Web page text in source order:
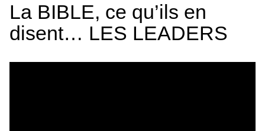
La BIBLE, ce qu’ils en
disent… LES LEADERS